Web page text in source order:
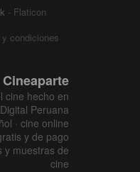
- Flaticon
condiciones
Cineaparte
cine hecho en
Peruana
· cine online
y de pago
y muestras de
cine